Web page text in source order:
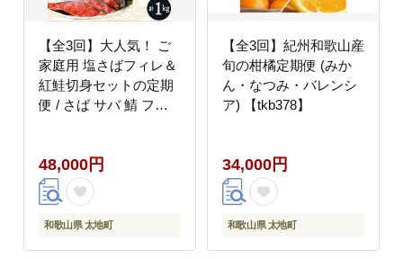
【全3回】大人気！ ご
家庭用 塩さばフィレ＆
紅鮭切身セットの定期
便 / さば サバ 鯖 フィ
定期便【tkb355】
48,000円
和歌山県 太地町
【全3回】紀州和歌山産
旬の柑橘定期便 (みか
ん・なつみ・バレンシ
ア) 【tkb378】
34,000円
和歌山県 太地町